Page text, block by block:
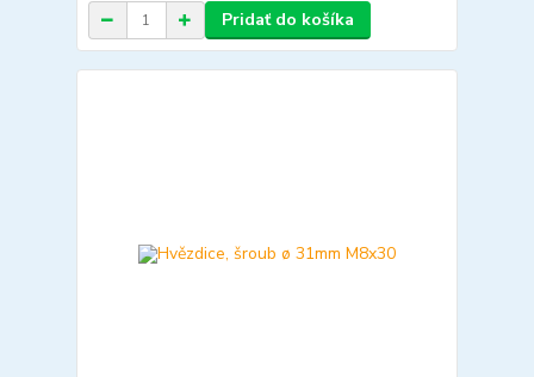
Pridať do košíka